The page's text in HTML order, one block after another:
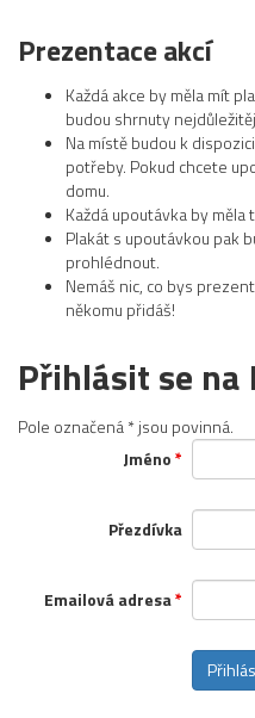
Prezentace akcí
Každá akce by měla mít
budou shrnuty
Na místě budou k
potřeby. Pokud chcete
domu.
Každá upoutávka by
Plakát s upoutávkou pak
prohlédnout.
Nemáš nic, co bys
někomu přidáš!
Přihlásit se na
Pole označená * jsou povinná.
Jméno*
Přezdívka
Emailová adresa*